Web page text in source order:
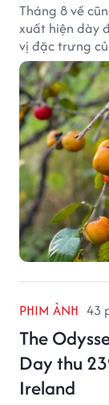
Tháng 8 về
xuất hiện dày
vị đặc trưng
PHIM ẢNH 43
The
Day thu
Ireland